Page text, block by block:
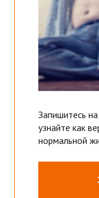
Запишитесь
узнайте как
нормальной